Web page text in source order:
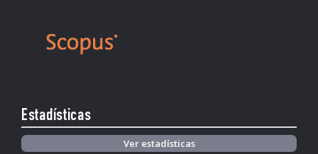
Estadísticas
Ver estadísticas